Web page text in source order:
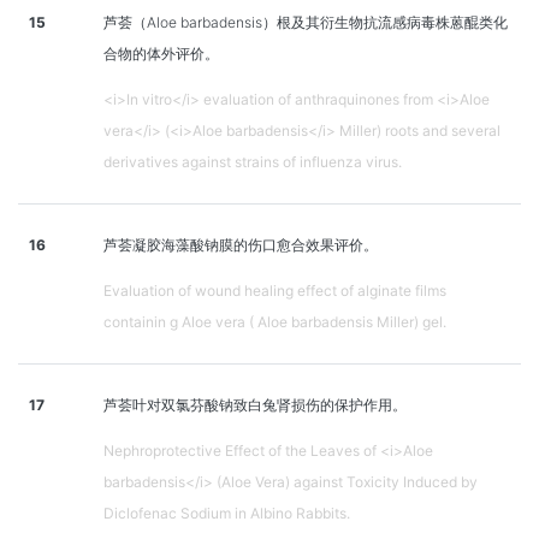
15
芦荟（Aloe barbadensis）根及其衍生物抗流感病毒株蒽醌类化
合物的体外评价。
<i>In vitro</i> evaluation of anthraquinones from <i>Aloe
vera</i> (<i>Aloe barbadensis</i> Miller) roots and several
derivatives against strains of influenza virus.
16 芦荟凝胶海藻酸钠膜的伤口愈合效果评价。
Evaluation of wound healing effect of alginate films
containin g Aloe vera ( Aloe barbadensis Miller) gel.
17 芦荟叶对双氯芬酸钠致白兔肾损伤的保护作用。
Nephroprotective Effect of the Leaves of <i>Aloe
barbadensis</i> (Aloe Vera) against Toxicity Induced by
Diclofenac Sodium in Albino Rabbits.